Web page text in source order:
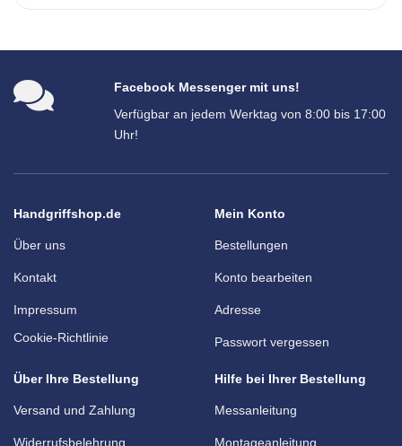
Facebook Messenger mit uns!
Verfügbar an jedem Werktag von 8:00 bis 17:00
Uhr!
Handgriffshop.de
Über uns
Kontakt
Impressum
Cookie-Richtlinie
Mein Konto
Bestellungen
Konto bearbeiten
Adresse
Passwort vergessen
Über Ihre Bestellung
Versand und Zahlung
Widerrufsbelehrung
Hilfe bei Ihrer Bestellung
Messanleitung
Montageanleitung